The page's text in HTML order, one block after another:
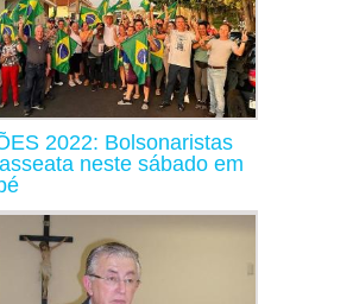
2022: Bolsonaristas
neste sábado em